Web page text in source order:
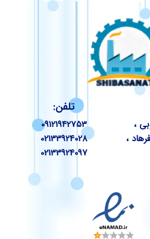
،
،
تلفن:
09121942753
02133924028
02133924097